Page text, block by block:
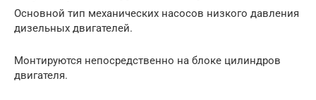
Основной тип механических насосов низкого давления
дизельных двигателей.
Монтируются непосредственно на блоке цилиндров
двигателя.